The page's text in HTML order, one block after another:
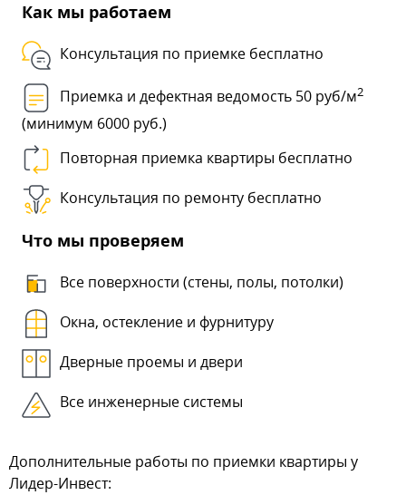
Как мы работаем
Консультация по приемке бесплатно
Приемка и дефектная ведомость 50 руб/м2
(минимум 6000 руб.)
Повторная приемка квартиры бесплатно
Консультация по ремонту бесплатно
Что мы проверяем
Все поверхности (стены, полы, потолки)
Окна, остекление и фурнитуру
Дверные проемы и двери
Все инженерные системы
Дополнительные работы по приемки квартиры у
Лидер-Инвест: